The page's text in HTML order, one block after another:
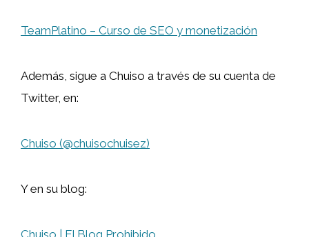
TeamPlatino – Curso de SEO y monetización
Además, sigue a Chuiso a través de su cuenta de
Twitter, en:
Chuiso (@chuisochuisez)
Y en su blog:
Chuiso | El Blog Prohibido